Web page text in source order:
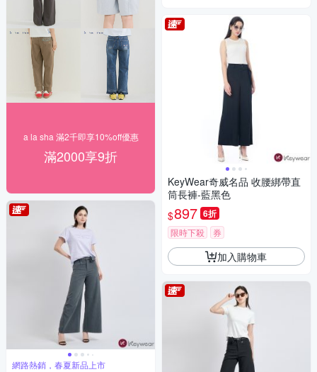
a la sha 滿2千即享10%off優惠
滿2000享9折
網路熱銷，春夏新品上市
KeyWear奇威名品 收腰綁帶直
筒長褲-藍黑色
$897 6折
限時下殺 券
加入購物車